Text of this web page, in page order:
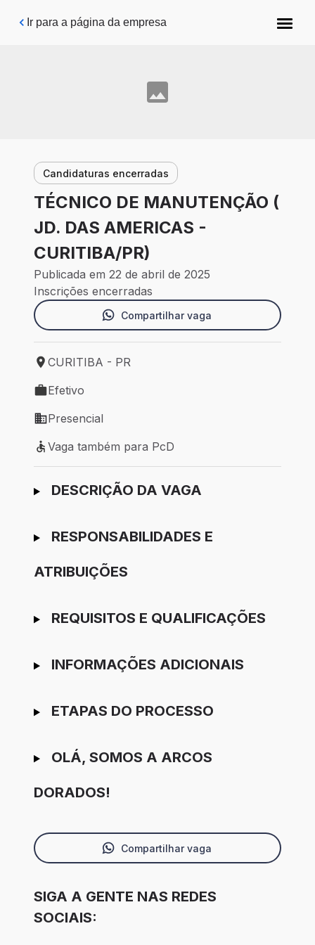
Pular para o conteúdo principal
Ir para a página da empresa
Candidaturas encerradas
TÉCNICO DE MANUTENÇÃO (
JD. DAS AMERICAS -
CURITIBA/PR)
Publicada em 22 de abril de 2025
Inscrições encerradas
Compartilhar vaga
Local de trabalho: CURITIBA - PR
CURITIBA - PR
Tipo de vaga: Efetivo
Efetivo
Modelo de trabalho: Presencial
Presencial
Vaga também para PcD
Vaga também para PcD
Ir para candidatura
DESCRIÇÃO DA VAGA
RESPONSABILIDADES E
ATRIBUIÇÕES
REQUISITOS E QUALIFICAÇÕES
INFORMAÇÕES ADICIONAIS
ETAPAS DO PROCESSO
OLÁ, SOMOS A ARCOS
DORADOS!
Compartilhar vaga
SIGA A GENTE NAS REDES
SOCIAIS: